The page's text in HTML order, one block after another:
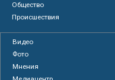
Общество
Происшествия
Видео
Фото
Мнения